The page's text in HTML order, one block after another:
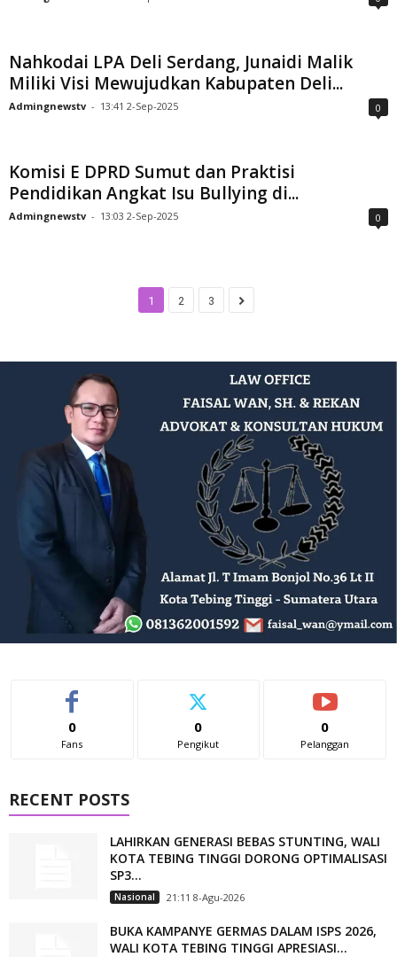
Nahkodai LPA Deli Serdang, Junaidi Malik
Miliki Visi Mewujudkan Kabupaten Deli...
Admingnewstv - 13:41 2-Sep-2025 0
Komisi E DPRD Sumut dan Praktisi
Pendidikan Angkat Isu Bullying di...
Admingnewstv - 13:03 2-Sep-2025 0
1 2 3
0
Fans
0
Pengikut
0
Pelanggan
RECENT POSTS
LAHIRKAN GENERASI BEBAS STUNTING, WALI
KOTA TEBING TINGGI DORONG OPTIMALISASI
SP3...
Nasional 21:11 8-Agu-2026
BUKA KAMPANYE GERMAS DALAM ISPS 2026,
WALI KOTA TEBING TINGGI APRESIASI...